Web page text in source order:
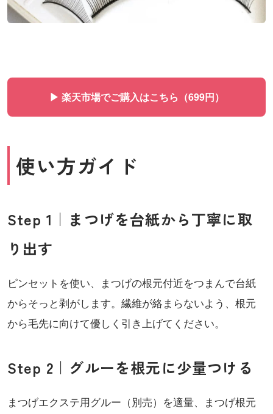
▶ 楽天市場でご購入はこちら（699円）
使い方ガイド
Step 1｜まつげを台紙から丁寧に取
り出す
ピンセットを使い、まつげの根元付近をつまんで台紙
からそっと剥がします。繊維が絡まらないよう、根元
から毛先に向けて優しく引き上げてください。
Step 2｜グルーを根元に少量つける
まつげエクステ用グルー（別売）を適量、まつげ根元